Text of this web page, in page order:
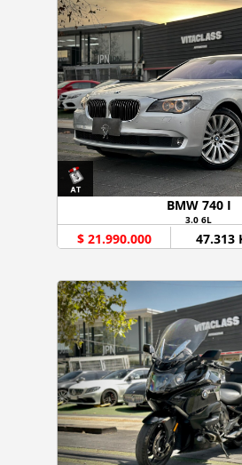
BMW 740 I
3.0 6L
$ 21.990.000 47.313